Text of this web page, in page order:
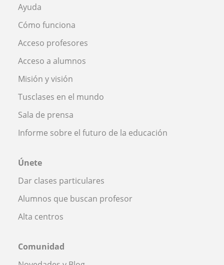
Ayuda
Cómo funciona
Acceso profesores
Acceso a alumnos
Misión y visión
Tusclases en el mundo
Sala de prensa
Informe sobre el futuro de la educación
Únete
Dar clases particulares
Alumnos que buscan profesor
Alta centros
Comunidad